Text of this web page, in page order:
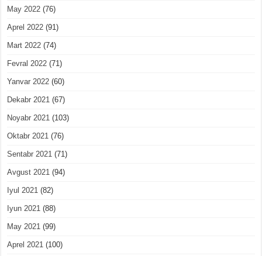
May 2022 (76)
Aprel 2022 (91)
Mart 2022 (74)
Fevral 2022 (71)
Yanvar 2022 (60)
Dekabr 2021 (67)
Noyabr 2021 (103)
Oktabr 2021 (76)
Sentabr 2021 (71)
Avgust 2021 (94)
Iyul 2021 (82)
Iyun 2021 (88)
May 2021 (99)
Aprel 2021 (100)